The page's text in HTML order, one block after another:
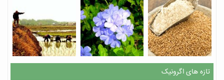
تازه های اگرونیک